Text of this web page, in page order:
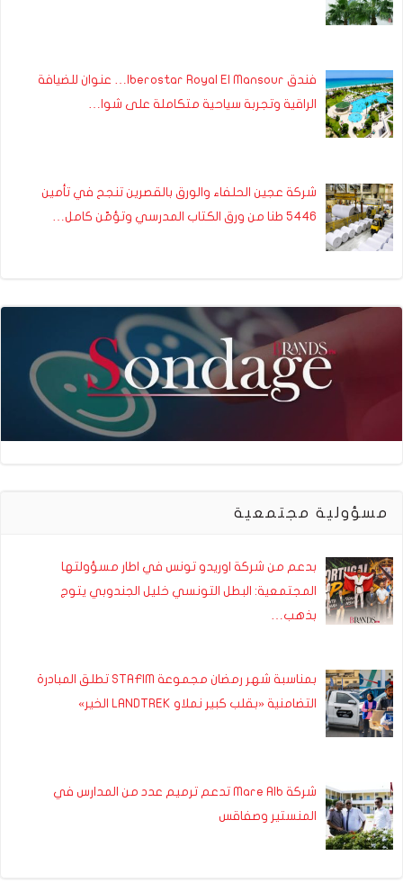
فندق Iberostar Royal El Mansour… عنوان للضيافة
الراقية وتجربة سياحية متكاملة على شوا…
شركة عجين الحلفاء والورق بالقصرين تنجح في تأمين
5446 طنا من ورق الكتاب المدرسي وتؤمّن كامل…
مسؤولية مجتمعية
بدعم من شركة اوريدو تونس في اطار مسؤولتها
المجتمعية: البطل التونسي خليل الجندوبي يتوج
بذهب…
بمناسبة شهر رمضان مجموعة STAFIM تطلق المبادرة
التضامنية «بقلب كبير نملاو LANDTREK الخير»
شركة Mare Alb تدعم ترميم عدد من المدارس في
المنستير وصفاقس